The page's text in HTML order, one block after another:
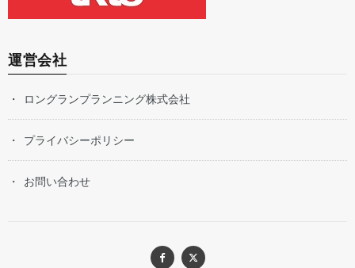
運営会社
ロングランプランニング株式会社
プライバシーポリシー
お問い合わせ